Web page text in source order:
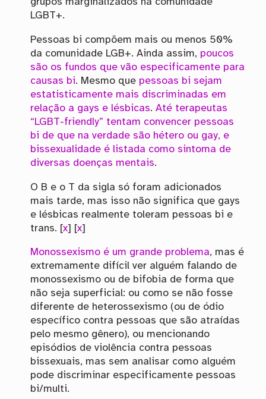
LGBT+.
Pessoas bi compõem mais ou menos 50%
da comunidade LGB+. Ainda assim, poucos
são os fundos que vão especificamente para
causas bi. Mesmo que pessoas bi sejam
estatisticamente mais discriminadas em
relação a gays e lésbicas. Até terapeutas
“LGBT-friendly” tentam convencer pessoas
bi de que na verdade são hétero ou gay, e
bissexualidade é listada como sintoma de
diversas doenças mentais.
O B e o T da sigla só foram adicionados
mais tarde, mas isso não significa que gays
e lésbicas realmente toleram pessoas bi e
trans. [x] [x]
Monossexismo é um grande problema, mas é
extremamente difícil ver alguém falando de
monossexismo ou de bifobia de forma que
não seja superficial: ou como se não fosse
diferente de heterossexismo (ou de ódio
específico contra pessoas que são atraídas
pelo mesmo gênero), ou mencionando
episódios de violência contra pessoas
bissexuais, mas sem analisar como alguém
pode discriminar especificamente pessoas
bi/multi.